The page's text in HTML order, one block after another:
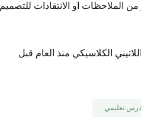
الملاحظات او الانتقادات للتصميم
الكلاسيكي منذ العام قبل
درس تعليمي